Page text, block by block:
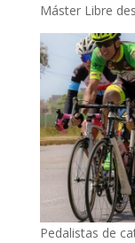
Máster Libre
Pedalistas de